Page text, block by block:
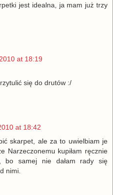
jest idealna, ja mam już trzy
at 18:19
się do drutów :/
at 18:42
skarpet, ale za to uwielbiam je
Narzeczonemu kupiłam ręcznie
bo samej nie dałam rady się
nimi.